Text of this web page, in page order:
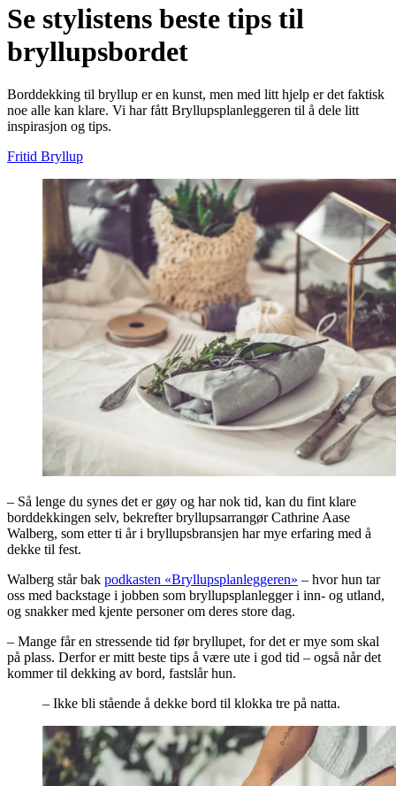
Se stylistens beste tips til
bryllupsbordet
Borddekking til bryllup er en kunst, men med litt hjelp er det faktisk
noe alle kan klare. Vi har fått Bryllupsplanleggeren til å dele litt
inspirasjon og tips.
Fritid Bryllup
– Så lenge du synes det er gøy og har nok tid, kan du fint klare
borddekkingen selv, bekrefter bryllupsarrangør Cathrine Aase
Walberg, som etter ti år i bryllupsbransjen har mye erfaring med å
dekke til fest.
Walberg står bak podkasten «Bryllupsplanleggeren» – hvor hun tar
oss med backstage i jobben som bryllupsplanlegger i inn- og utland,
og snakker med kjente personer om deres store dag.
– Mange får en stressende tid før bryllupet, for det er mye som skal
på plass. Derfor er mitt beste tips å være ute i god tid – også når det
kommer til dekking av bord, fastslår hun.
– Ikke bli stående å dekke bord til klokka tre på natta.